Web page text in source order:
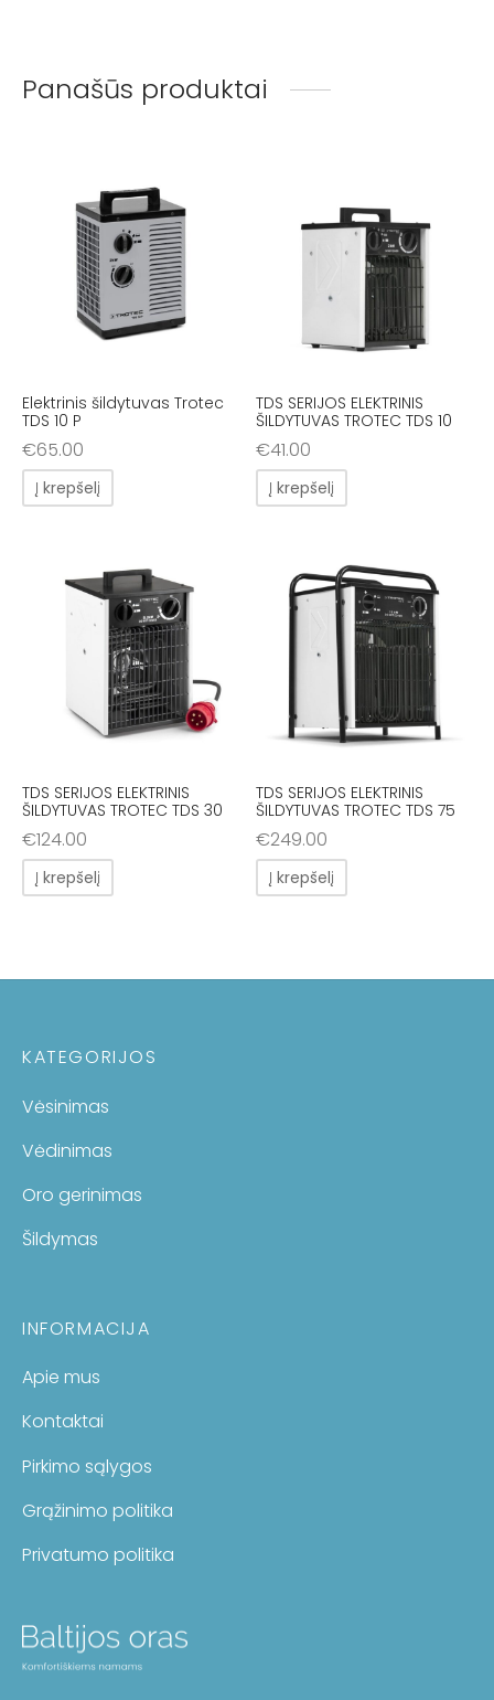
Panašūs produktai
Elektrinis šildytuvas Trotec
TDS 10 P
€65.00
Į krepšelį
TDS SERIJOS ELEKTRINIS
ŠILDYTUVAS TROTEC TDS 10
€41.00
Į krepšelį
TDS SERIJOS ELEKTRINIS
ŠILDYTUVAS TROTEC TDS 30
€124.00
Į krepšelį
TDS SERIJOS ELEKTRINIS
ŠILDYTUVAS TROTEC TDS 75
€249.00
Į krepšelį
KATEGORIJOS
Vėsinimas
Vėdinimas
Oro gerinimas
Šildymas
INFORMACIJA
Apie mus
Kontaktai
Pirkimo sąlygos
Grąžinimo politika
Privatumo politika